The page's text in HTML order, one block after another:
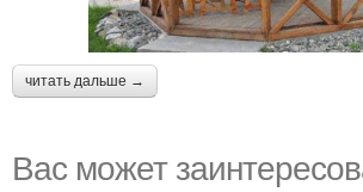
читать дальше →
Вас может